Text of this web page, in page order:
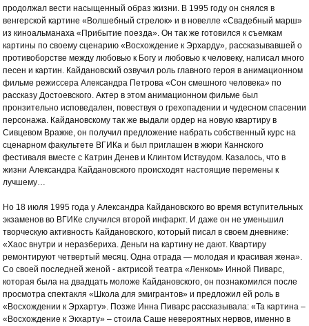
продолжал вести насыщенный образ жизни. В 1995 году он снялся в
венгерской картине «Волшебный стрелок» и в новелле «Свадебный марш»
из киноальманаха «Прибытие поезда». Он так же готовился к съемкам
картины по своему сценарию «Восхождение к Эрхарду», рассказывавшей о
противоборстве между любовью к Богу и любовью к человеку, написал много
песен и картин. Кайдановский озвучил роль главного героя в анимационном
фильме режиссера Александра Петрова «Сон смешного человека» по
рассказу Достоевского. Актер в этом анимационном фильме был
пронзительно исповедален, повествуя о грехопадении и чудесном спасении
персонажа. Кайдановскому так же выдали ордер на новую квартиру в
Сивцевом Вражке, он получил предложение набрать собственный курс на
сценарном факультете ВГИКа и был приглашен в жюри Каннского
фестиваля вместе с Катрин Денев и Клинтом Иствудом. Казалось, что в
жизни Александра Кайдановского происходят настоящие перемены к
лучшему…
Но 18 июля 1995 года у Александра Кайдановского во время вступительных
экзаменов во ВГИКе случился второй инфаркт. И даже он не уменьшил
творческую активность Кайдановского, который писал в своем дневнике:
«Хаос внутри и неразбериха. Деньги на картину не дают. Квартиру
ремонтируют четвертый месяц. Одна отрада — молодая и красивая жена».
Со своей последней женой - актрисой театра «Ленком» Инной Пиварс,
которая была на двадцать моложе Кайдановского, он познакомился после
просмотра спектакля «Школа для эмигрантов» и предложил ей роль в
«Восхождении к Эрхарту». Позже Инна Пиварс рассказывала: «Та картина –
«Восхождение к Экхарту» – стоила Саше невероятных нервов, именно в